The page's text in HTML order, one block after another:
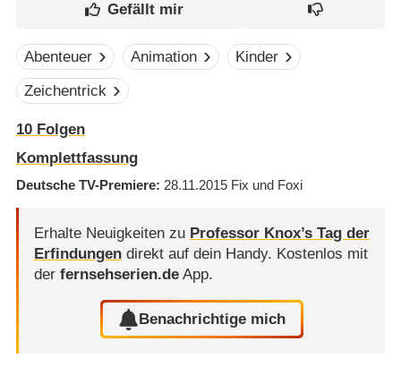
Abenteuer Animation
Kinder
Zeichentrick
10Folgen
Komplettfassung
Deutsche TV-Premiere 28.11.2015 Fix und Foxi
Erhalte Neuigkeiten zu Professor Knox’s Tag der
Erfindungendirekt auf dein Handy. Kostenlos mit
der fernsehserien.deApp.
Benachrichtige mich